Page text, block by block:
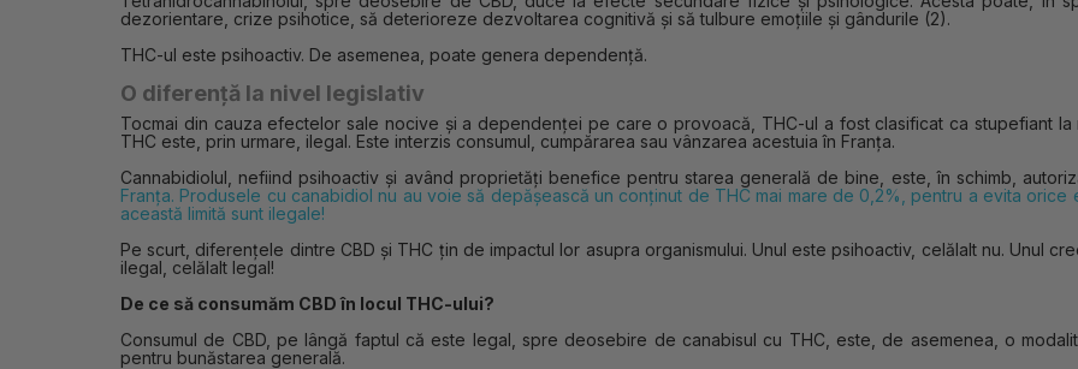
dezorientare, crize psihotice, să deterioreze dezvoltarea cognitivă și să tulbure emoțiile și gândurile (2).
THC-ul este psihoactiv. De asemenea, poate genera dependență.
O diferență la nivel legislativ
Tocmai din cauza efectelor sale nocive și a dependenței pe care o provoacă, THC-ul a fost clasificat ca stupefiant
THC este, prin urmare, ilegal. Este interzis consumul, cumpărarea sau vânzarea acestuia în Franța.
Cannabidiolul, nefiind psihoactiv și având proprietăți benefice pentru starea generală de bine, este, în schimb,
Franța. Produsele cu canabidiol nu au voie să depășească un conținut de THC mai mare de 0,2%, pentru a evita
această limită sunt ilegale!
Pe scurt, diferențele dintre CBD și THC țin de impactul lor asupra organismului. Unul este psihoactiv, celălalt nu. Unul
ilegal, celălalt legal!
De ce să consumăm CBD în locul THC-ului?
Consumul de CBD, pe lângă faptul că este legal, spre deosebire de canabisul cu THC, este, de asemenea, o
pentru bunăstarea generală.